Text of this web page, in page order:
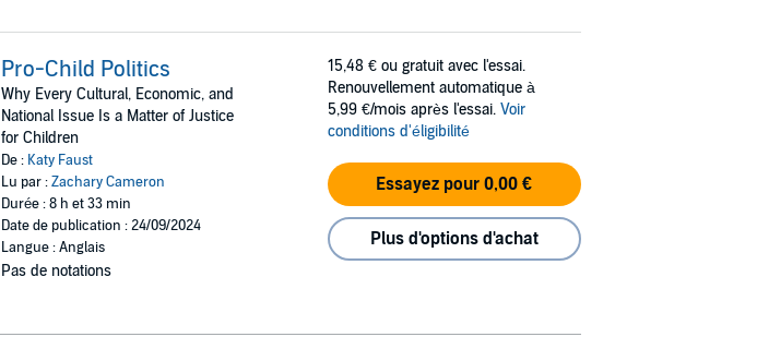
Pro-Child Politics
Why Every Cultural, Economic, and
National Issue Is a Matter of Justice
for Children
De : Katy Faust
Lu par :Zachary Cameron
Durée : 8 h et 33 min
Date de publication : 24/09/2024
Langue : Anglais
Pas de notations
15,48 € ou gratuit avec l'essai.
Renouvellement automatique à
5,99 €/mois après l'essai. Voir
conditions d'éligibilité
Essayez pour 0,00 €
Plus d'options d'achat